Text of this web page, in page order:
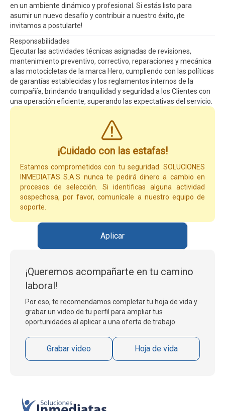
en un ambiente dinámico y profesional. Si estás listo para
asumir un nuevo desafío y contribuir a nuestro éxito, ¡te
invitamos a postularte!
Responsabilidades
Ejecutar las actividades técnicas asignadas de revisiones,
mantenimiento preventivo, correctivo, reparaciones y mecánica
a las motocicletas de la marca Hero, cumpliendo con las políticas
de garantías establecidas y los reglamentos internos de la
compañía, brindando tranquilidad y seguridad a los Clientes con
una operación eficiente, superando las expectativas del servicio.
¡Cuidado con las estafas!
Estamos comprometidos con tu seguridad. SOLUCIONES
INMEDIATAS S.A.S nunca te pedirá dinero a cambio en
procesos de selección. Si identificas alguna actividad
sospechosa, por favor, comunícale a nuestro equipo de
soporte.
Aplicar
¡Queremos acompañarte en tu camino
laboral!
Por eso, te recomendamos completar tu hoja de vida y
grabar un video de tu perfil para ampliar tus
oportunidades al aplicar a una oferta de trabajo
Grabar video Hoja de vida